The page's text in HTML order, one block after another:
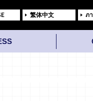
繁体中文 ภ